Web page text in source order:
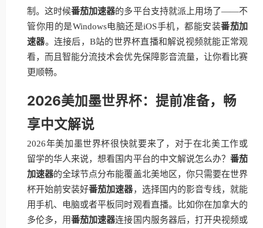
制。这时候番茄加速器的多平台支持就派上用场了——不
管你用的是Windows电脑还是iOS手机，都能安装番茄加
速器。连接后，B站的世界杯直播和解说视频就能正常观
看，而且智能分流技术会优先保障影音流量，让你看比赛
更顺畅。
2026美加墨世界杯：提前准备，畅
享中文解说
2026年美加墨世界杯很快就要来了，对于在北美工作或
留学的华人来说，想看国内平台的中文解说怎么办？ 番茄
加速器的全球节点分布能覆盖北美地区，你只需要在世界
杯开始前安装好番茄加速器，选择国内的影音专线，就能
用手机、电脑或者平板同时观看直播。比如你在加拿大的
多伦多，用番茄加速器连接国内服务器后，打开央视频或